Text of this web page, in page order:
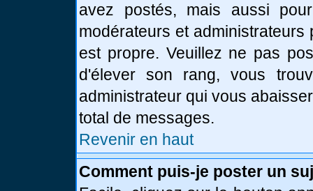
avez postés, mais aussi
modérateurs et
est propre. Veuillez ne pas
d'élever son rang, vous
administrateur qui vous
total de messages.
Revenir en haut
Comment puis-je poster un